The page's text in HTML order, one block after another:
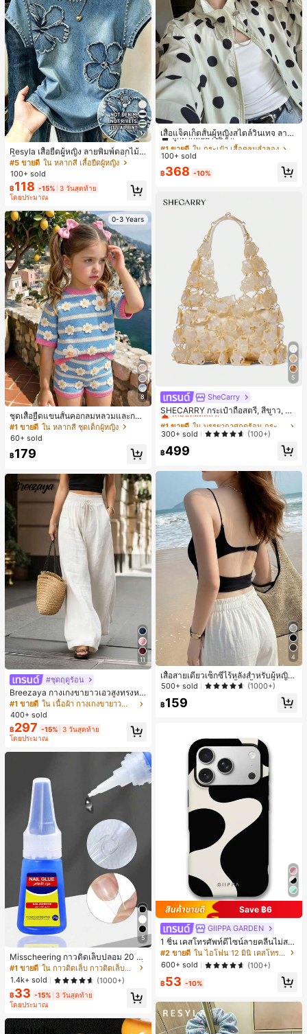
17
Resyla เสื้อยืดผู้หญิง ลายพิมพ์ดอกไม้สี
น้ำเงินวินเทจ เสื้อสำหรับออกไปเที่ยวฤ
ดูร้อน ดีไซน์กราฟิก สบายๆ อเนกประสง
ค์ สวมใส่ประจำวัน กลางแจ้ง ช้อปปิ้ง ท่
องเที่ยวกลางแจ้ง
#5 ขายดี ใน หลากสี เสื้อยืดผู้หญิง
100+ sold
฿118 -15% 3 วันสุดท้าย
โดยประมาณ
0-3 Years
8
ชุดเสื้อยืดแขนสั้นคอกลมหลวมและกาง
เกงขาสั้นไบค์เกอร์รัดรูปสำหรับเด็กผู้ห
ญิง สไตล์มินิมอล เหมาะสำหรับฤดูใบไ
ม้ผลิและฤดูร้อน
#1 ขายดี ใน หลากสี ชุดเด็กผู้หญิง
60+ sold
฿179
11
#ชุดฤดูร้อน
Breezaya กางเกงขายาวเอวสูงทรงหล
วมขาบานสำหรับผู้หญิง สีขาวเรียบหรูส
ไตล์ชิค เหมาะสำหรับใส่เที่ยวทะเล วันห
ยุดพักผ่อนฤดูร้อน ลุคสบายๆ ใส่ได้หลา
ยโอกาสในชีวิตประจำวัน
#1 ขายดี
ใน เนื้อผ้า กางเกงขายาวลำลองผ้า
400+ sold
฿297 -15% 3 วันสุดท้าย
โดยประมาณ
5
Misscheering กาวติดเล็บปลอม 20 กรั
ม แรงยึดสูง เจลสติกเกอร์เล็บนุ่ม แห้งเร็
ว เหมาะสำหรับผู้เริ่มต้นทำเล็บ ติดทนน
าน
#1 ขายดี
ใน กาวติดเล็บ กาวติดเล็บและสารยึดติด
1.4k+ sold
(1000+)
฿33 -15% 3 วันสุดท้าย
โดยประมาณ
เสื้อแจ็คเก็ตสั้นผู้หญิงสไตล์วินเทจ ลายจุ
ดขนาดใหญ่ คอตั้ง เอวเข้ารูป แขนพอง
ทรงหลวม แฟชั่นอเนกประสงค์ สำหรับใ
ส่ประจำวันและไปเที่ยวพักผ่อน
#1 ขายดี
ใน กระเป๋า เสื้อคลุมลำลอง
ลูกค้ากลับมาซื้อซ้ำ!
#1 ขายดี ใน กระเป๋า เสื้อคลุมลำลอง
ลูกค้ากลับมาซื้อซ้ำ!
#1 ขายดี ใน กระเป๋า เสื้อคลุมลำลอง
ลูกค้ากลับมาซื้อซ้ำ!
#1 ขายดี
ใน กระเป๋า เสื้อคลุมลำลอง
100+ sold
฿368 -10%
5
SheCarry
SHECARRY กระเป๋าถือสตรี, สีขาว, แฟ
ชั่น, สง่างาม, วันหยุด, งานปาร์ตี้
#1 ขายดี
เกือบหมดแล้ว!
#1 ขายดี
เกือบหมดแล้ว!
#1 ขายดี
เกือบหมดแล้ว!
#1 ขายดี
ใน บรรยากาศฤดูร้อน กระเป๋าหูหิ้วด้านบนผู้หญิง
เกือบหมดแล้ว!
300+ sold (100+)
฿499
4
เสื้อสายเดี่ยวเซ็กซี่ไร้หลังสำหรับผู้หญิง
พร้อมบราแบบมีฟองน้ำ, เสื้อกล้ามแขน
500+ sold (1000+)
฿159
Save ฿6
GIIPPA GARDEN
1 ชิ้น เคสโทรศัพท์ดีไซน์ลายคลื่นไม่สม
มาตรสำหรับ Phone 17 Pro Max, เหม
าะสำหรับ Phone 16 Pro Max, 15 Pro
Max, 14 Pro Max, เคสโทรศัพท์สไตล์เ
กาหลีและน่าสนใจ, เข้ากันได้กับ 11/12/
13/14/15/16 Pro Max Plus, ดีไซน์หรู
ขวัญในอุดมคติสำหรับคริสต์มาส, วันว
าเลนไทน์, อีสเตอร์, ฤดูแต่งงานและวันเ
กิดสำหรับแฟนสาว
#2 ขายดี
ใน ไอโฟน 12 มินิ เคสโทรศัพท์แฟชั่น
600+ sold
(100+)
฿53 -10%